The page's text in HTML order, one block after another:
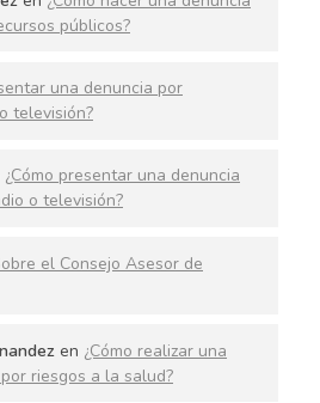
públicos?
una denuncia por
televisión?
¿Cómo presentar una denuncia
o televisión?
el Consejo Asesor de
en ¿Cómo realizar una
riesgos a la salud?